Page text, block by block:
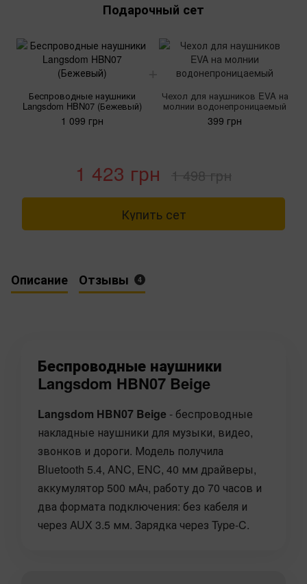
Подарочный сет
Беспроводные наушники
Langsdom HBN07 (Бежевый)
1 099 грн
Чехол для наушников EVA на
молнии водонепроницаемый
399 грн
1 423 грн 1 498 грн
Купить сет
Описание Отзывы 4
Беспроводные наушники
Langsdom HBN07 Beige
Langsdom HBN07 Beige - беспроводные
накладные наушники для музыки, видео,
звонков и дороги. Модель получила
Bluetooth 5.4, ANC, ENC, 40 мм драйверы,
аккумулятор 500 мАч, работу до 70 часов и
два формата подключения: без кабеля и
через AUX 3.5 мм. Зарядка через Type-C.